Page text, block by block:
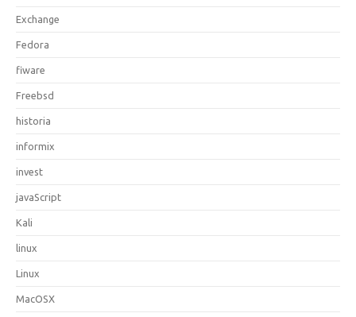
Exchange
Fedora
fiware
Freebsd
historia
informix
invest
javaScript
Kali
linux
Linux
MacOSX